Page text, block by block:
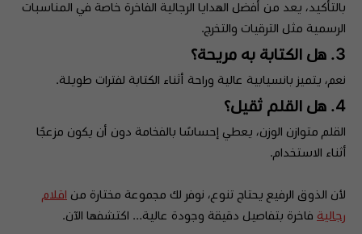
بالتأكيد، يعد من أفضل الهدايا الرجالية الفاخرة خاصة في المناسبات
الرسمية مثل الترقيات والتخرج.
3. هل الكتابة به مريحة؟
نعم، يتميز بانسيابية عالية وراحة أثناء الكتابة لفترات طويلة.
4. هل القلم ثقيل؟
القلم متوازن الوزن، يعطي إحساسًا بالفخامة دون أن يكون مزعجًا
أثناء الاستخدام.
لأن الذوق الرفيع يحتاج تنوع، نوفر لك مجموعة مختارة من اقلام
رجالية فاخرة بتفاصيل دقيقة وجودة عالية… اكتشفها الآن.